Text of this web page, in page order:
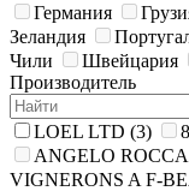
Германия
Зеландия
Чили
Швейцария
Производитель
LOEL LTD (3)
ANGELO
VIGNERONS A F-